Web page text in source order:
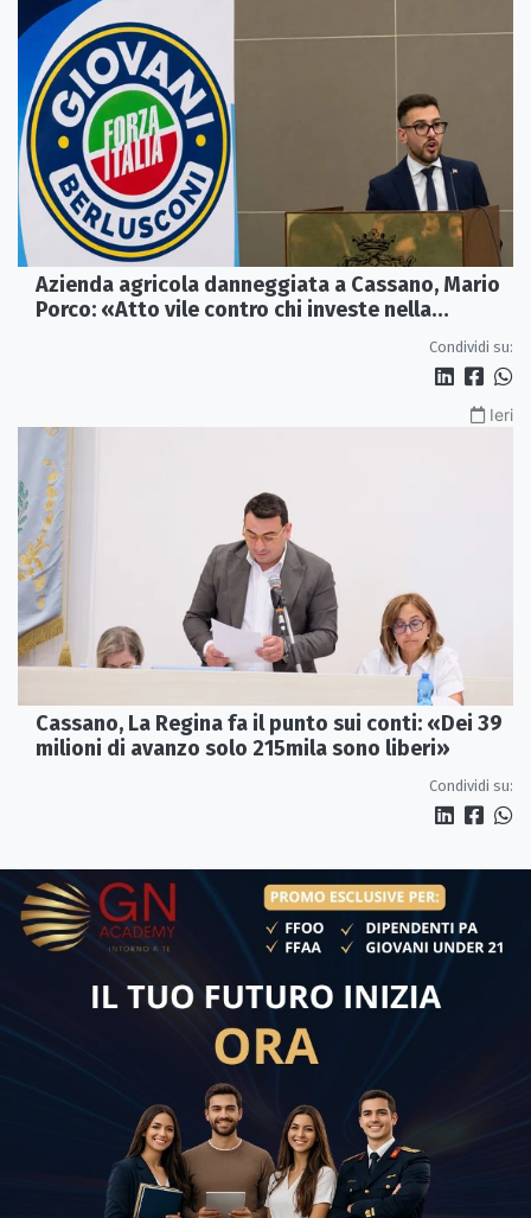
Azienda agricola danneggiata a Cassano, Mario
Porco: «Atto vile contro chi investe nella
Condividi su:
Ieri
Cassano, La Regina fa il punto sui conti: «Dei 39
milioni di avanzo solo 215mila sono liberi»
Condividi su: